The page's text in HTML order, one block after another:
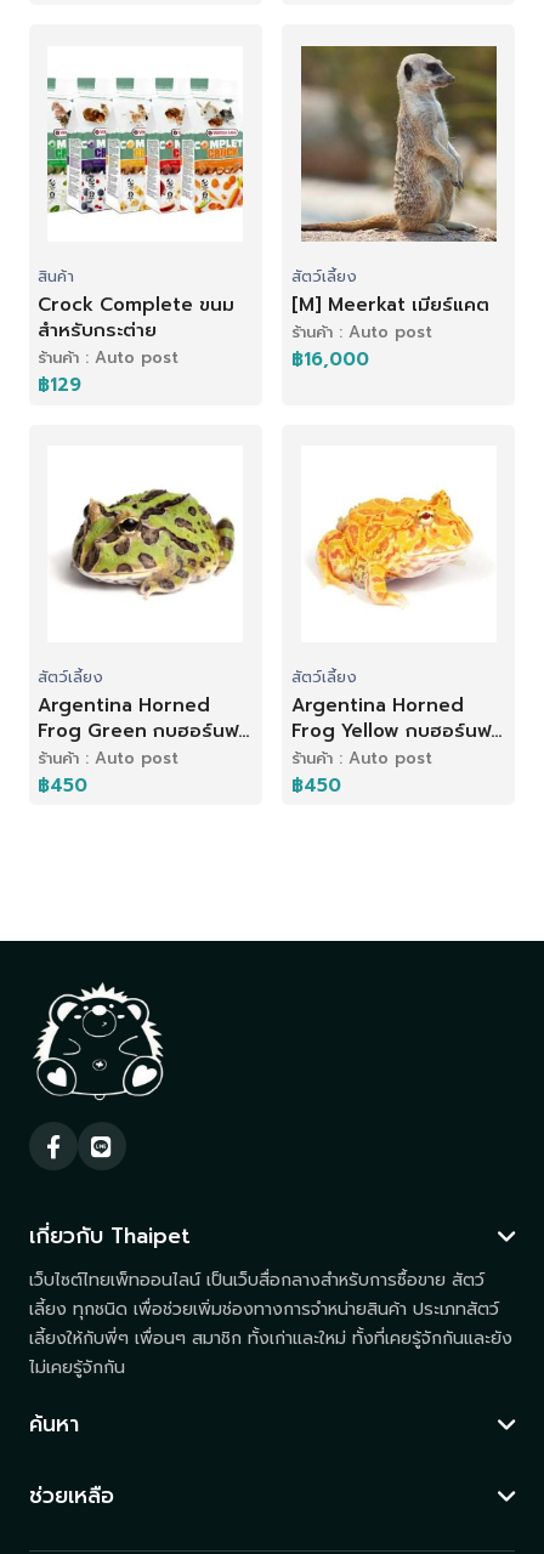
สินค้า
Crock Complete ขนม
สำหรับกระต่าย
ร้านค้า : Auto post
฿129
สัตว์เลี้ยง
[M] Meerkat เมียร์แคต
ร้านค้า : Auto post
฿16,000
สัตว์เลี้ยง
Argentina Horned
Frog Green กบฮอร์นฟ
รอก สีเขียว
ร้านค้า : Auto post
฿450
สัตว์เลี้ยง
Argentina Horned
Frog Yellow กบฮอร์นฟ
รอก สีเหลือง
ร้านค้า : Auto post
฿450
เกี่ยวกับ Thaipet
เว็บไซต์ไทยเพ็ทออนไลน์ เป็นเว็บสื่อกลางสำหรับการซื้อขาย สัตว์
เลี้ยง ทุกชนิด เพื่อช่วยเพิ่มช่องทางการจำหน่ายสินค้า ประเภทสัตว์
เลี้ยงให้กับพี่ๆ เพื่อนๆ สมาชิก ทั้งเก่าและใหม่ ทั้งที่เคยรู้จักกันและยัง
ไม่เคยรู้จักกัน
ค้นหา
ช่วยเหลือ